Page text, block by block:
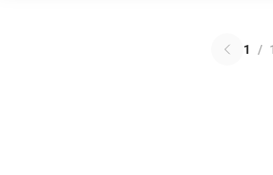
1 / 1